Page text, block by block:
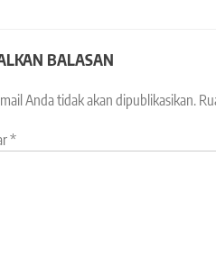
BALASAN
Anda tidak akan dipublikasikan.
*